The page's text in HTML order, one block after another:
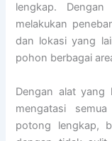
lengkap.
melakukan
dan lokasi yang
pohon berbagai
Dengan alat yang
mengatasi
potong lengkap,